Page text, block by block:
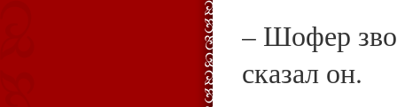
– Шофер
сказал он.